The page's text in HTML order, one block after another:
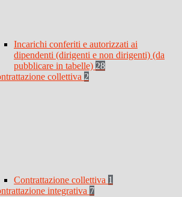
Incarichi conferiti e autorizzati ai
dipendenti (dirigenti e non dirigenti) (da
pubblicare in tabelle) 28
collettiva 2
Contrattazione collettiva 1
integrativa 7